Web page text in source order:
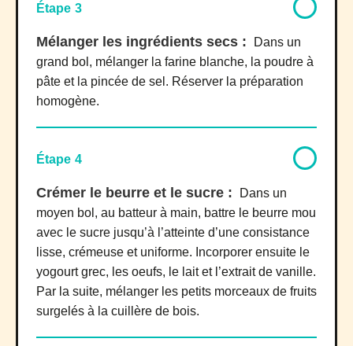
Étape 3
Mélanger les ingrédients secs :
Dans un
grand bol, mélanger la farine blanche, la poudre à
pâte et la pincée de sel. Réserver la préparation
homogène.
Étape 4
Crémer le beurre et le sucre :
Dans un
moyen bol, au batteur à main, battre le beurre mou
avec le sucre jusqu’à l’atteinte d’une consistance
lisse, crémeuse et uniforme. Incorporer ensuite le
yogourt grec, les oeufs, le lait et l’extrait de vanille.
Par la suite, mélanger les petits morceaux de fruits
surgelés à la cuillère de bois.